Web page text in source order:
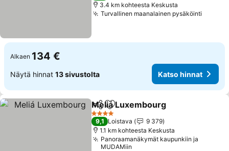
3.4 km kohteesta Keskusta
Turvallinen maanalainen pysäköinti
Alkaen 134 €
Näytä hinnat 13 sivustolta Katso hinnat
Jaa Lisää suosikkeihin
Meliá Luxembourg
4 Tähtiluokitus
9,1 Loistava
9 379
1.1 km kohteesta Keskusta
Panoraamanäkymät kaupunkiin ja
MUDAMiin